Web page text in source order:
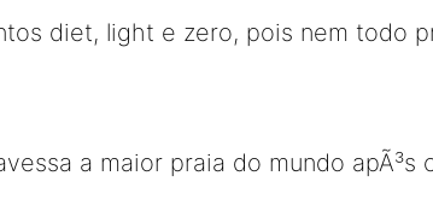
diet, light e zero, pois nem todo
a maior praia do mundo apÃ³s